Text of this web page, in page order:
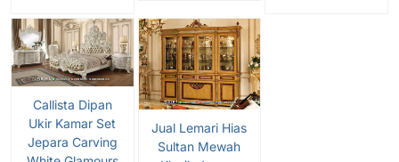
Callista Dipan
Ukir Kamar Set
Jepara Carving
Jual Lemari Hias
Sultan Mewah